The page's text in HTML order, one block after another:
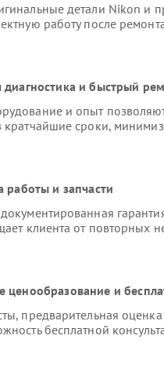
детали Nikon и
работу после
диагностика и быстрый
и опыт
кратчайшие сроки,
работы и запчасти
документированная
клиента от повторных
ценообразование и
предварительная
бесплатной